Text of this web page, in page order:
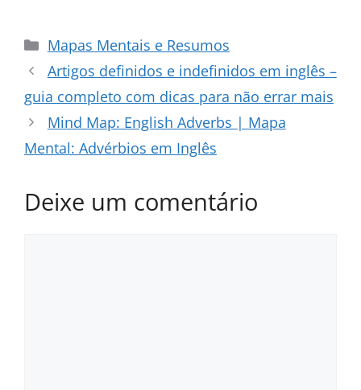
Categorias
Mapas Mentais e Resumos
Artigos definidos e indefinidos em inglês –
guia completo com dicas para não errar mais
Mind Map: English Adverbs | Mapa
Mental: Advérbios em Inglês
Deixe um comentário